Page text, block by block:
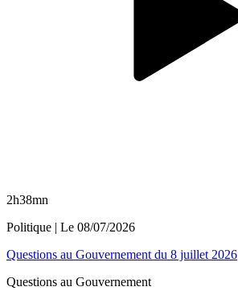
2h38mn
Politique | Le 08/07/2026
Questions au Gouvernement du 8 juillet 2026
Questions au Gouvernement